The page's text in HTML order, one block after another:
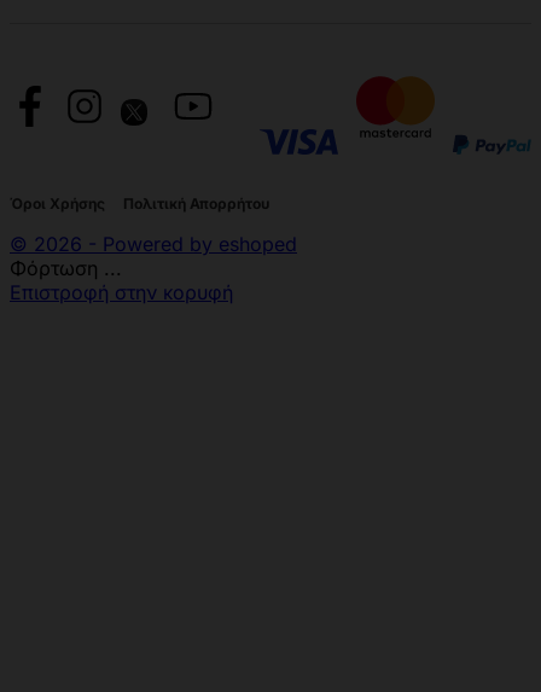
Όροι Χρήσης Πολιτική Απορρήτου
© 2026 - Powered by eshoped
Φόρτωση ...
Επιστροφή στην κορυφή